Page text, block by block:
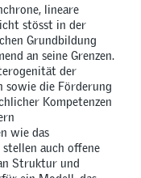
lineare
stösst in der
Grundbildung
an seine Grenzen.
der
sowie die Förderung
Kompetenzen
wie das
auch offene
Struktur und